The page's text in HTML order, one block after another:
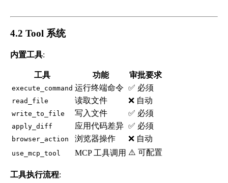
4.2 Tool 系统
内置工具:
工具 功能 审批要求
execute_command 运行终端命令 ✅ 必须
read_file 读取文件 ❌ 自动
write_to_file 写入文件 ✅ 必须
apply_diff 应用代码差异 ✅ 必须
browser_action 浏览器操作 ❌ 自动
use_mcp_tool MCP 工具调用 ⚠️ 可配置
工具执行流程: